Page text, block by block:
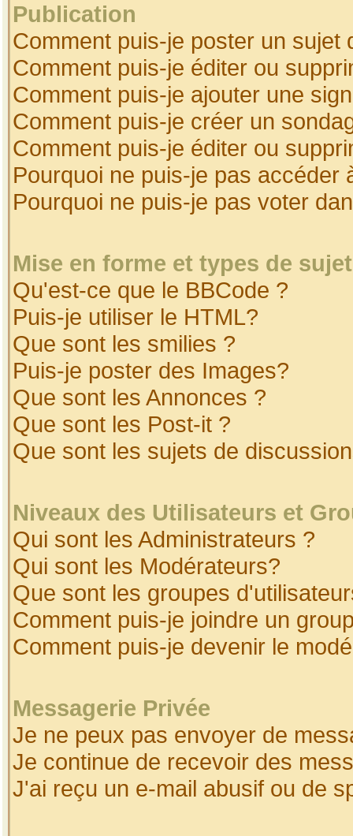
Publication
Comment puis-je poster un sujet
Comment puis-je éditer ou
Comment puis-je ajouter une
Comment puis-je créer un
Comment puis-je éditer ou
Pourquoi ne puis-je pas accéder
Pourquoi ne puis-je pas voter
Mise en forme et types de
Qu'est-ce que le BBCode ?
Puis-je utiliser le HTML?
Que sont les smilies ?
Puis-je poster des Images?
Que sont les Annonces ?
Que sont les Post-it ?
Que sont les sujets de
Niveaux des Utilisateurs et
Qui sont les Administrateurs ?
Qui sont les Modérateurs?
Que sont les groupes
Comment puis-je joindre un
Comment puis-je devenir le
Messagerie Privée
Je ne peux pas envoyer de
Je continue de recevoir des
J'ai reçu un e-mail abusif ou de